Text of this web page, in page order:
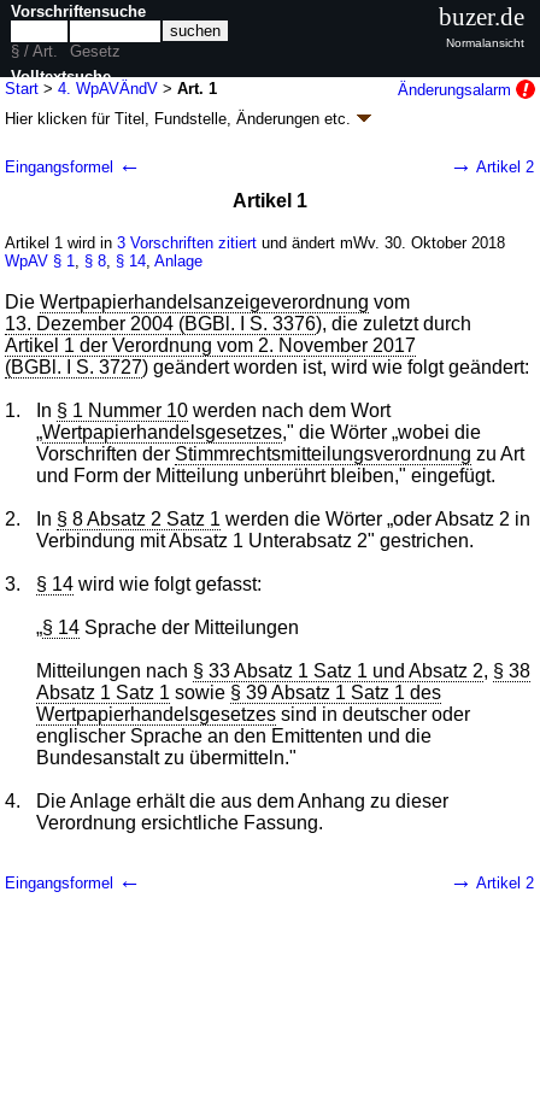
Start >4. WpAVÄndV >Art. 1
Änderungsalarm
Hier klicken fürTitel, Fundstelle, Änderungen etc.
Wertpapierhandelsanzeigeverordnung (4.
V. v. 19.10.2018BGBl. I S. 1758(Nr. 36); Geltung ab 30.10.2018
1 Änderung | wird in 3 Vorschriften zitiert
Eingangsformel ← → Artikel 2
Artikel 1
Artikel 1 wird in3 Vorschriften zitiert und ändert mWv. 30. Oktober 2018
WpAV § 1 § 8 § 14 ,Anlage
DieWertpapierhandelsanzeigeverordnung vom
13. Dezember 2004 (BGBl. I S. 3376), die zuletzt durch
Artikel 1 der Verordnung vom 2. November 2017
(BGBl. I S. 3727) geändert worden ist, wird wie folgt geändert:
1. In § 1 Nummer 10 werden nach dem Wort
„Wertpapierhandelsgesetzes," die Wörter „wobei die
Vorschriften der Stimmrechtsmitteilungsverordnung zu Art
und Form der Mitteilung unberührt bleiben," eingefügt.
2. In § 8 Absatz 2 Satz 1 werden die Wörter „oder Absatz 2 in
Verbindung mit Absatz 1 Unterabsatz 2" gestrichen.
3. § 14 wird wie folgt gefasst:
„§ 14 Sprache der Mitteilungen
Mitteilungen nach § 33 Absatz 1 Satz 1 und Absatz 2, § 38
Absatz 1 Satz 1 sowie § 39 Absatz 1 Satz 1 des
Wertpapierhandelsgesetzes sind in deutscher oder
englischer Sprache an den Emittenten und die
Bundesanstalt zu übermitteln."
4.
Die Anlage erhält die aus dem Anhang zu dieser
Verordnung ersichtliche Fassung.
Eingangsformel ← → Artikel 2
Vorschriftensuche
§ / Art.
Gesetz
Volltextsuche
nur in 4. WpAVÄndV
buzer.de
Normalansicht